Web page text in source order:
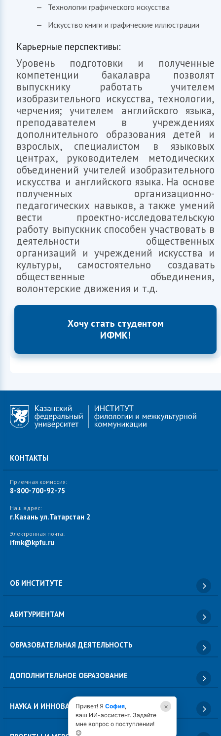
Технологии графического искусства
Искусство книги и графические иллюстрации
Карьерные перспективы:
Уровень подготовки и полученные
компетенции бакалавра позволят
выпускнику работать учителем
изобразительного искусства, технологии,
черчения; учителем английского языка,
преподавателем в учреждениях
дополнительного образования детей и
взрослых, специалистом в языковых
центрах, руководителем методических
объединений учителей изобразительного
искусства и английского языка. На основе
полученных организационно-
педагогических навыков, а также умений
вести проектно-исследовательскую
работу выпускник способен участвовать в
деятельности общественных
организаций и учреждений искусства и
культуры, самостоятельно создавать
общественные объединения,
волонтерские движения и т.д.
Хочу стать студентом
ИФМК!
КОНТАКТЫ
Приемная комиссия:
8-800-700-92-75
Наш адрес:
г.Казань ул.Татарстан 2
Электронная почта:
ifmk@kpfu.ru
ОБ ИНСТИТУТЕ
АБИТУРИЕНТАМ
ОБРАЗОВАТЕЛЬНАЯ ДЕЯТЕЛЬНОСТЬ
ДОПОЛНИТЕЛЬНОЕ ОБРАЗОВАНИЕ
НАУКА И ИННОВАЦИИ ×
Привет! Я София,
ваш ИИ-ассистент. Задайте
мне вопрос о поступлении!
😊